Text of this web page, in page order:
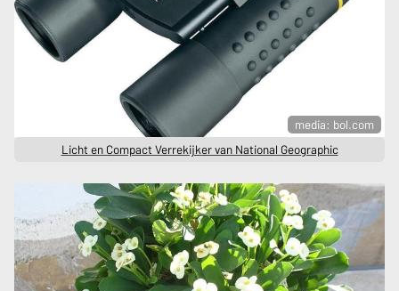
media: bol.com
Licht en Compact Verrekijker van National Geographic